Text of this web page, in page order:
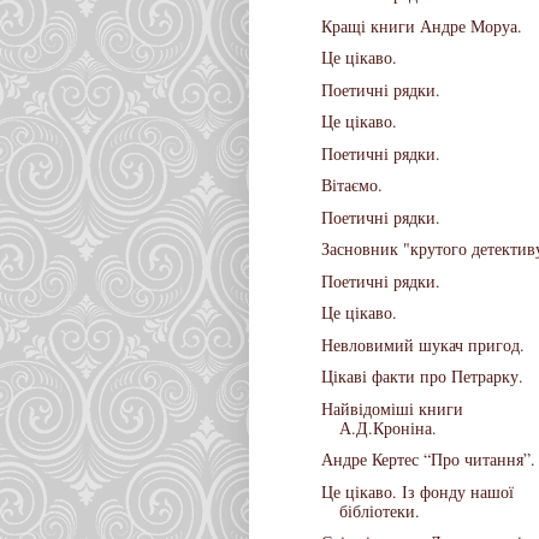
Кращі книги Андре Моруа.
Це цікаво.
Поетичні рядки.
Це цікаво.
Поетичні рядки.
Вітаємо.
Поетичні рядки.
Засновник "крутого
Поетичні рядки.
Це цікаво.
Невловимий шукач пригод.
Цікаві факти про Петрарку.
Найвідоміші книги
А.Д.Кроніна.
Андре Кертес “Про читання”.
Це цікаво. Із фонду нашої
бібліотеки.